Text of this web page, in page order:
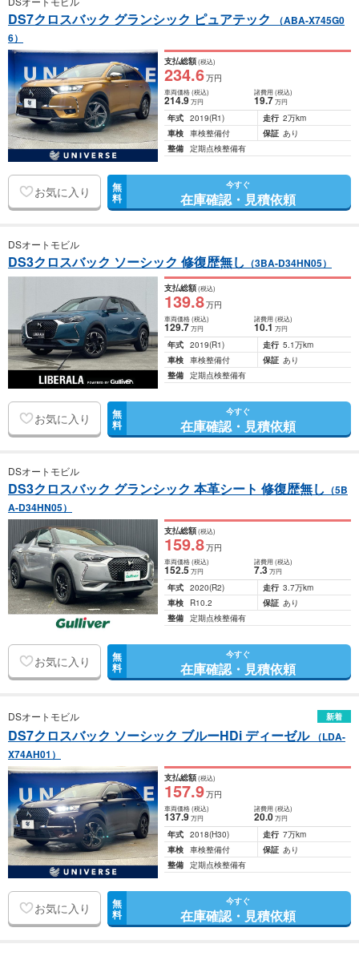
DS7クロスバック グランシック ピュアテック
（ABA-X745G0
6）
支払総額(税込)
234.6万円
車両価格(税込)
214.9万円
諸費用 (税込)
19.7 万円
年式 2019(R1) 走行 2万km
車検 車検整備付 保証 あり
整備 定期点検整備有
お気に入り 無
料
今すぐ
在庫確認・見積依頼
DSオートモビル
DS3クロスバック ソーシック 修復歴無し （3BA-D34HN05）
支払総額(税込)
139.8万円
車両価格(税込)
129.7万円
諸費用 (税込)
10.1 万円
年式 2019(R1) 走行 5.1万km
車検 車検整備付 保証 あり
整備 定期点検整備有
お気に入り 無
料
今すぐ
在庫確認・見積依頼
DSオートモビル
DS3クロスバック グランシック 本革シート 修復歴無し （5B
A-D34HN05）
支払総額(税込)
159.8万円
車両価格(税込)
152.5万円
諸費用 (税込)
7.3 万円
年式 2020(R2) 走行 3.7万km
車検
R10.2 保証 あり
整備 定期点検整備有
お気に入り 無
料
今すぐ
在庫確認・見積依頼
DSオートモビル 新着
DS7クロスバック ソーシック ブルーHDi ディーゼル （LDA-
X74AH01）
支払総額(税込)
157.9万円
車両価格(税込)
137.9万円
諸費用 (税込)
20.0 万円
年式 2018(H30) 走行 7万km
車検 車検整備付 保証 あり
整備 定期点検整備有
お気に入り 無
料
今すぐ
在庫確認・見積依頼